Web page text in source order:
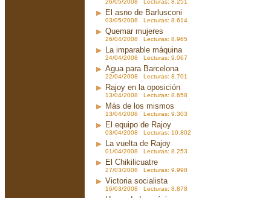
26/05/2008 Lecturas: 8.251
El asno de Barlusconi
03/05/2008 Lecturas: 8.614
Quemar mujeres
26/04/2008 Lecturas: 8.965
La imparable máquina
24/04/2008 Lecturas: 9.067
Agua para Barcelona
22/04/2008 Lecturas: 8.701
Rajoy en la oposición
13/04/2008 Lecturas: 8.658
Más de los mismos
13/04/2008 Lecturas: 9.303
El equipo de Rajoy
03/04/2008 Lecturas: 10.802
La vuelta de Rajoy
01/04/2008 Lecturas: 8.253
El Chikilicuatre
27/03/2008 Lecturas: 9.998
Victoria socialista
16/03/2008 Lecturas: 8.878